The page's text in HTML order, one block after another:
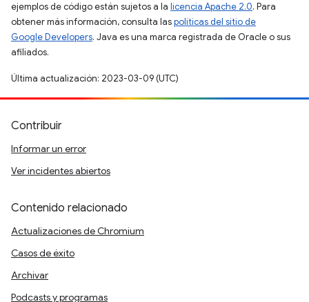
ejemplos de código están sujetos a la licencia Apache 2.0. Para
obtener más información, consulta laspolíticas del sitio de
Google Developers. Java es una marca registrada de Oracle o sus
afiliados.
Última actualización: 2023-03-09 (UTC)
Contribuir
Informar un error
Ver incidentes abiertos
Contenido relacionado
Actualizaciones de Chromium
Casos de éxito
Archivar
Podcasts y programas